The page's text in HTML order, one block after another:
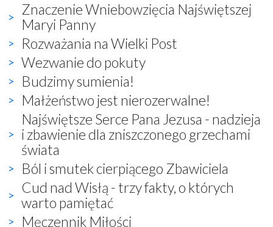
Znaczenie Wniebowzięcia Najświętszej
Maryi Panny
Rozważania na Wielki Post
Wezwanie do pokuty
Budzimy sumienia!
Małżeństwo jest nierozerwalne!
Najświętsze Serce Pana Jezusa - nadzieja
i zbawienie dla zniszczonego grzechami
świata
Ból i smutek cierpiącego Zbawiciela
Cud nad Wisłą - trzy fakty, o których
warto pamiętać
Męczennik Miłości